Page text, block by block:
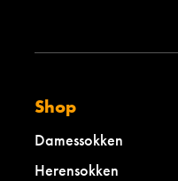
Shop
Damessokken
Herensokken